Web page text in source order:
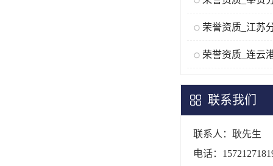
荣誉资质_江苏
荣誉资质_连云
联系我们
联系人：耿先生
电话：